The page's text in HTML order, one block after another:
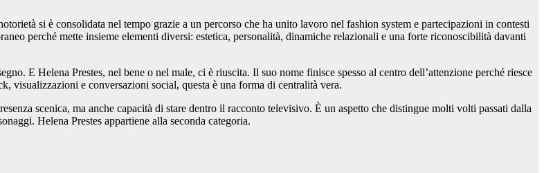
si è consolidata nel tempo grazie a un percorso che ha unito lavoro nel fashion system e partecipazioni in contesti
perché mette insieme elementi diversi: estetica, personalità, dinamiche relazionali e una forte riconoscibilità davanti
E Helena Prestes, nel bene o nel male, ci è riuscita. Il suo nome finisce spesso al centro dell’attenzione perché riesce
visualizzazioni e conversazioni social, questa è una forma di centralità vera.
scenica, ma anche capacità di stare dentro il racconto televisivo. È un aspetto che distingue molti volti passati dalla
Helena Prestes appartiene alla seconda categoria.